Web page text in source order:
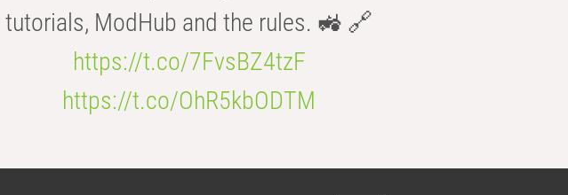
tutorials, ModHub and the rules. 🚜 🔗
https://t.co/7FvsBZ4tzF
https://t.co/OhR5kbODTM